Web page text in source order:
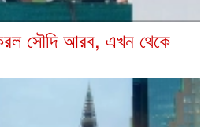
সৌদি আরব, এখন থেকে